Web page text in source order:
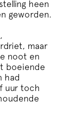
heen
geworden.
maar
noot en
boeiende
had
uur toch